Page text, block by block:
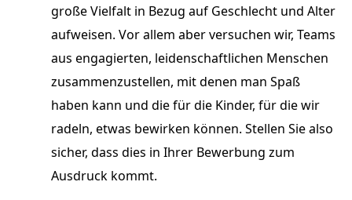
große Vielfalt in Bezug auf Geschlecht und Alter
aufweisen. Vor allem aber versuchen wir, Teams
aus engagierten, leidenschaftlichen Menschen
zusammenzustellen, mit denen man Spaß
haben kann und die für die Kinder, für die wir
radeln, etwas bewirken können. Stellen Sie also
sicher, dass dies in Ihrer Bewerbung zum
Ausdruck kommt.